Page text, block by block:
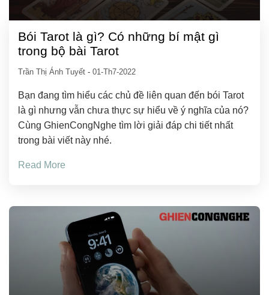
Bói Tarot là gì? Có những bí mật gì
trong bộ bài Tarot
Trần Thị Ánh Tuyết - 01-Th7-2022
Bạn đang tìm hiểu các chủ đề liên quan đến bói Tarot
là gì nhưng vẫn chưa thực sự hiểu về ý nghĩa của nó?
Cùng GhienCongNghe tìm lời giải đáp chi tiết nhất
trong bài viết này nhé.
Read More